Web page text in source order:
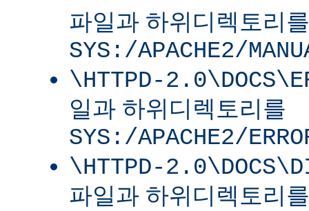
파일과 하위디렉토리를
SYS:/APACHE2/
\HTTPD-
일과 하위디렉토리를
SYS:/APACHE2/
\HTTPD-
파일과 하위디렉토리를